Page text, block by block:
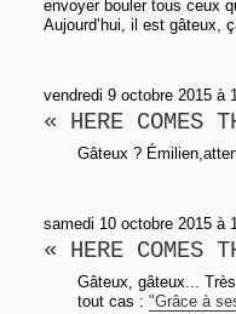
envoyer bouler tous ceux
Aujourd’hui, il est gâteux,
vendredi 9 octobre 2015 à
« HERE COMES
Gâteux ?
samedi 10 octobre 2015 à
« HERE COMES
Gâteux, gâteux...
tout cas : "Grâce à